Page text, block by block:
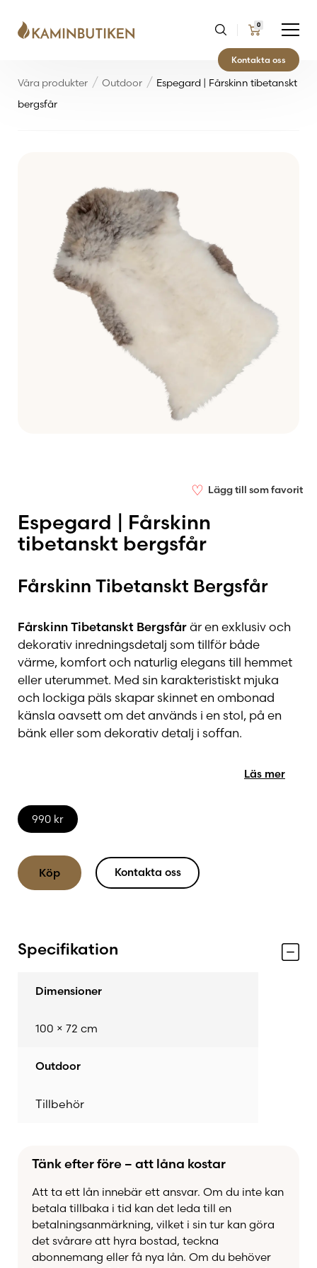
0
Kontakta oss
Våra produkter Outdoor
Espegard | Fårskinn tibetanskt
bergsfår
♡ Lägg till som favorit
Espegard | Fårskinn
tibetanskt bergsfår
990 kr
Fårskinn Tibetanskt Bergsfår
Fårskinn Tibetanskt Bergsfårär en exklusiv och
dekorativ inredningsdetalj som tillför både
värme, komfort och naturlig elegans till hemmet
eller uterummet. Med sin karakteristiskt mjuka
och lockiga päls skapar skinnet en ombonad
känsla oavsett om det används i en stol, på en
bänk eller som dekorativ detalj i soffan.
Skinnet kommer från tibetanskt bergsfår, känt för
Varje skinn har naturliga variationer i färg,
struktur och lockighet, vilket gör varje exemplar
Tack vare sin generösa storlek passar skinnet lika
skapar en varm och inbjudande atmosfär.
Eftersom skinnet inte är impregnerat
gör det särskilt lämpligt för inglasade uterum,
du vill addera en naturlig och exklusiv känsla.
Egenskaper
Mjuk, silkeslen och lockig päls
Varje skinn har unika färgvariationer
Passar som sitt- eller liggunderlag
Elegant inredningsdetalj för hem och
stuga
Läs mer
Köp Kontakta oss
Specifikation
Dimensioner
100 × 72 cm
Outdoor
Tillbehör
Tänk efter före – att låna kostar
Att ta ett lån innebär ett ansvar. Om du inte kan
betala tillbaka i tid kan det leda till en
betalningsanmärkning, vilket i sin tur kan göra
det svårare att hyra bostad, teckna
abonnemang eller få nya lån. Om du behöver